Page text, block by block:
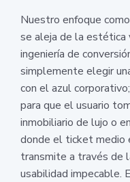
Nuestro enfoque
se aleja de la estética
ingeniería de
simplemente elegir
con el azul
para que el usuario
inmobiliario de lujo o
donde el ticket medio
transmite a través de
usabilidad impecable.